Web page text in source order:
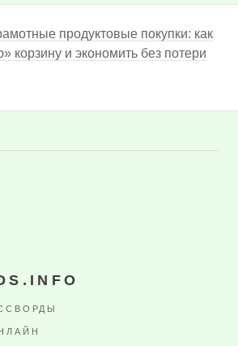
продуктовые покупки: как
корзину и экономить без потери